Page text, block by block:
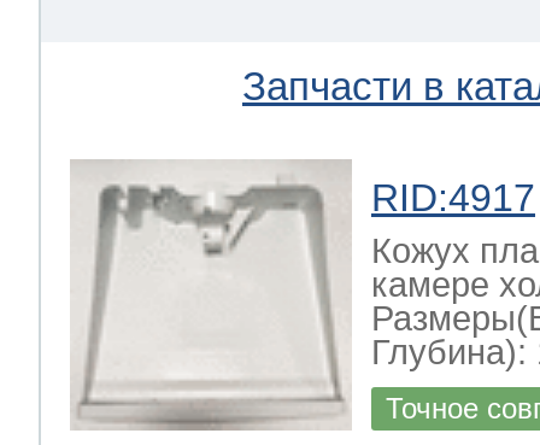
Запчасти в
RID:4917
Кожух
камере
Глубина):
Точное